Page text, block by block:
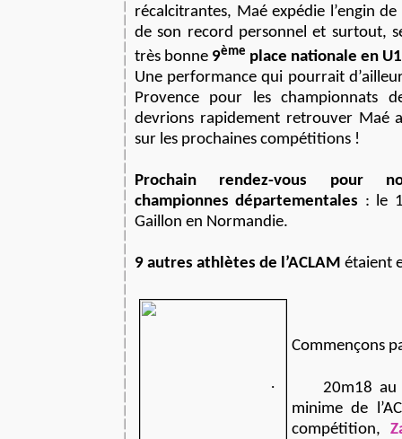
récalcitrantes, Maé expédie l’engin
de son record personnel et surtout,
très bonne 9ème place nationale en
Une performance qui pourrait
Provence pour les championnats
devrions rapidement retrouver Maé
sur les prochaines compétitions !
Prochain rendez-vous pour
championnes départementales : le
Gaillon en Normandie.
9 autres athlètes de l’ACLAM étaient
Commençons
·
20m18
minime de
compétition,